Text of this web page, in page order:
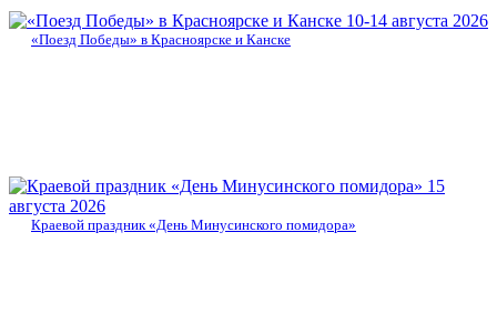
10-14 августа 2026
«Поезд Победы» в Красноярске и Канске
15
августа 2026
Краевой праздник «День Минусинского помидора»